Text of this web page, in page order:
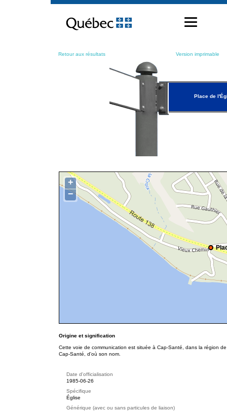
contenu
Retour aux résultats Version imprimable
Place de
+
−
Origine et signification
Cette voie de communication est située à Cap-Santé, dans la région
Cap-Santé, d'où son nom.
Date d'officialisation
1985-06-26
Spécifique
Église
Générique (avec ou sans particules de liaison)